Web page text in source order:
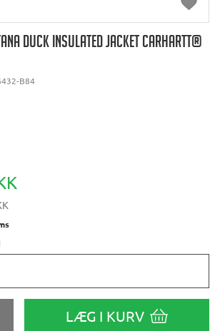
DUCK INSULATED JACKET CARHARTT®
B84
LÆG I KURV